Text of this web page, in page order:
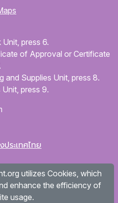
press 6.
of Approval or Certificate
and Supplies Unit, press 8.
press 9.
ระเทศไทย
of Thailand
utilizes Cookies, which
enhance the efficiency of
usage.